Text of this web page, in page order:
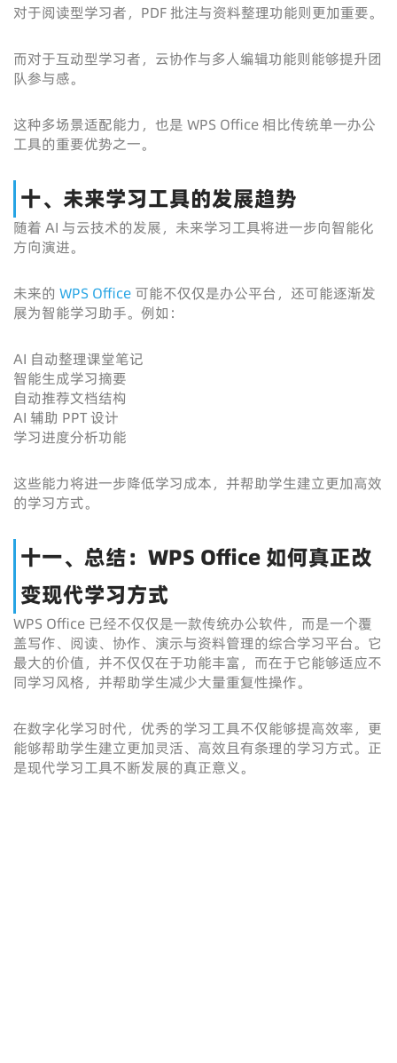
对于阅读型学习者，PDF 批注与资料整理功能则更加重要。
而对于互动型学习者，云协作与多人编辑功能则能够提升团
队参与感。
这种多场景适配能力，也是 WPS Office 相比传统单一办公
工具的重要优势之一。
十、未来学习工具的发展趋势
随着 AI 与云技术的发展，未来学习工具将进一步向智能化
方向演进。
未来的 WPS Office 可能不仅仅是办公平台，还可能逐渐发
展为智能学习助手。例如：
AI 自动整理课堂笔记
智能生成学习摘要
自动推荐文档结构
AI 辅助 PPT 设计
学习进度分析功能
这些能力将进一步降低学习成本，并帮助学生建立更加高效
的学习方式。
十一、总结：WPS Office 如何真正改
变现代学习方式
WPS Office 已经不仅仅是一款传统办公软件，而是一个覆
盖写作、阅读、协作、演示与资料管理的综合学习平台。它
最大的价值，并不仅仅在于功能丰富，而在于它能够适应不
同学习风格，并帮助学生减少大量重复性操作。
在数字化学习时代，优秀的学习工具不仅能够提高效率，更
能够帮助学生建立更加灵活、高效且有条理的学习方式。正
是现代学习工具不断发展的真正意义。